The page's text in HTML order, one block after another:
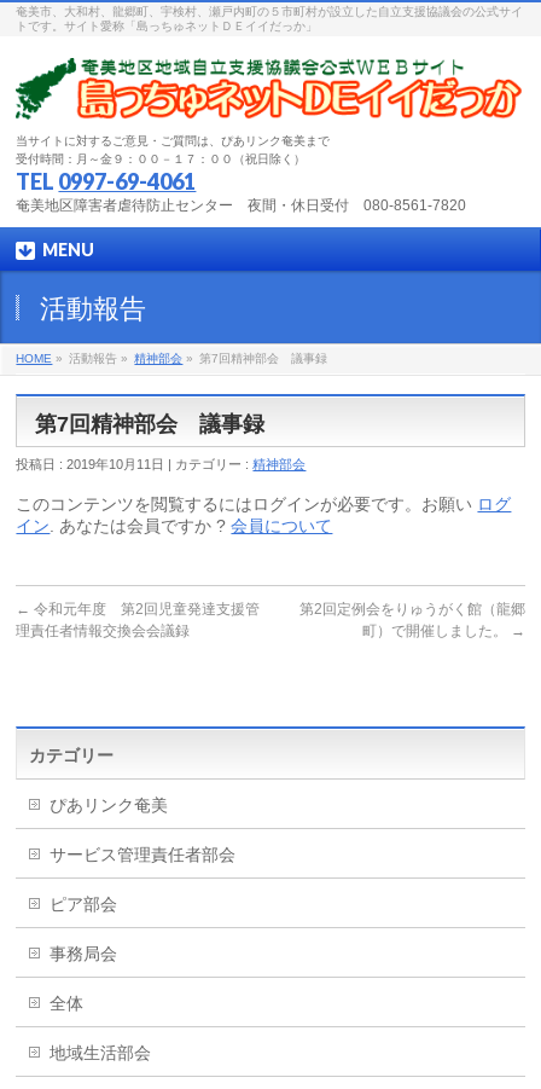
奄美市、大和村、龍郷町、宇検村、瀬戸内町の５市町村が設立した自立支援協議会の公式サイ
トです。サイト愛称「島っちゅネットＤＥイイだっか」
当サイトに対するご意見・ご質問は、ぴあリンク奄美まで
受付時間：月～金９：００－１７：００（祝日除く）
TEL 0997-69-4061
奄美地区障害者虐待防止センター 夜間・休日受付 080-8561-7820
MENU
活動報告
HOME » 活動報告 » 精神部会 » 第7回精神部会 議事録
第7回精神部会 議事録
投稿日 : 2019年10月11日 | カテゴリー :精神部会
このコンテンツを閲覧するにはログインが必要です。お願い ログ
イン . あなたは会員ですか ?会員について
← 令和元年度 第2回児童発達支援管
理責任者情報交換会会議録
第2回定例会をりゅうがく館（龍郷
町）で開催しました。
→
カテゴリー
ぴあリンク奄美
サービス管理責任者部会
ピア部会
事務局会
全体
地域生活部会